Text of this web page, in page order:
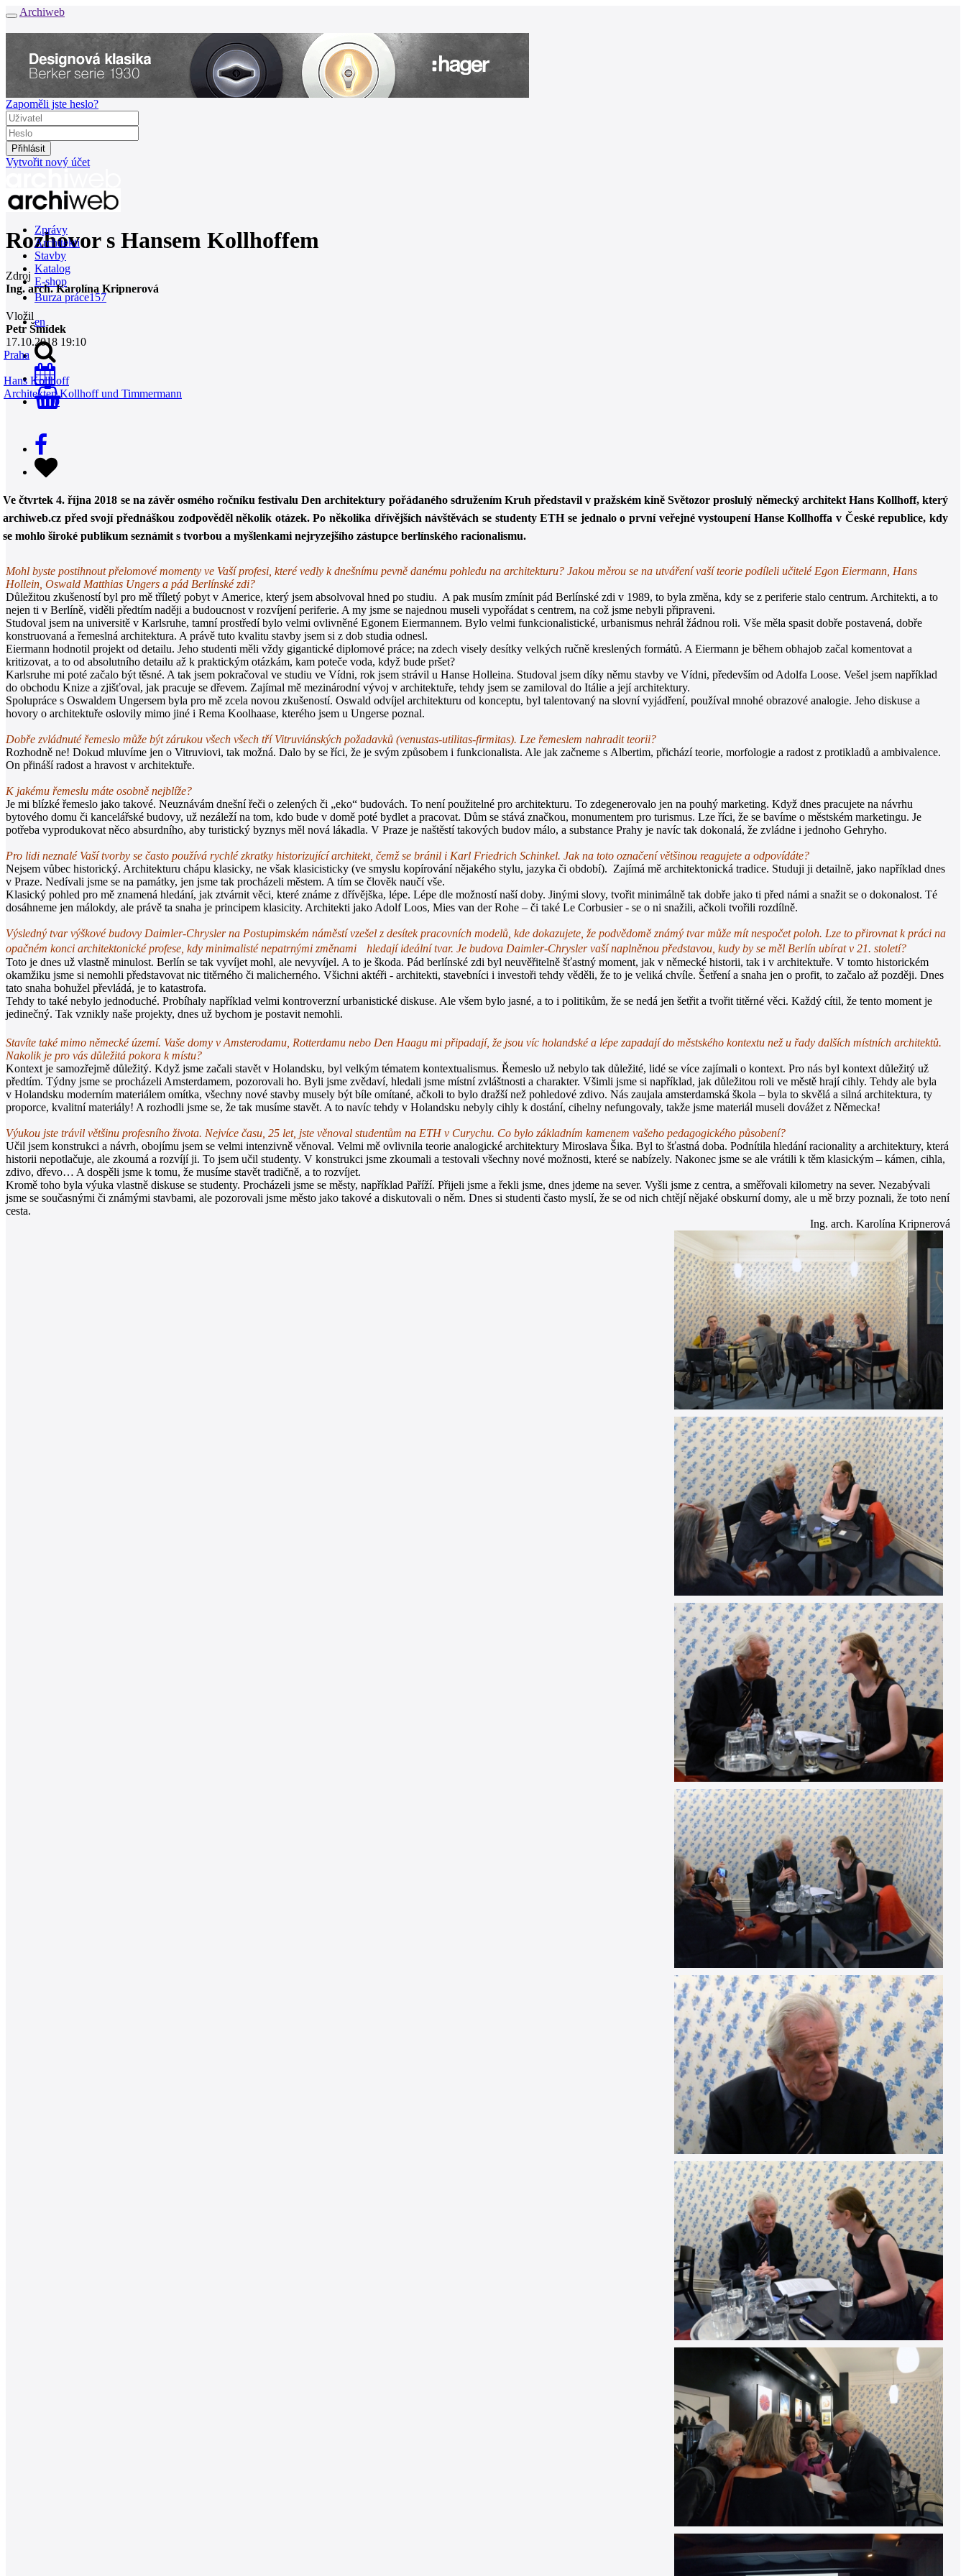
Archiweb
Zapoměli jste heslo?
Vytvořit nový účet
Zprávy
Architekti
Stavby
Katalog
E-shop
Burza práce157
en
0
Rozhovor s Hansem Kollhoffem
Zdroj
Ing. arch. Karolína Kripnerová
Vložil
Petr Šmídek
17.10.2018 19:10
Praha
Hans Kollhoff
Architekten Kollhoff und Timmermann
Ve čtvrtek 4. října 2018 se na závěr osmého ročníku festivalu Den architektury pořádaného sdružením Kruh představil v pražském kině Světozor proslulý německý architekt Hans Kollhoff, který
archiweb.cz před svojí přednáškou zodpověděl několik otázek. Po několika dřívějších návštěvách se studenty ETH se jednalo o první veřejné vystoupení Hanse Kollhoffa v České republice, kdy
se mohlo široké publikum seznámit s tvorbou a myšlenkami nejryzejšího zástupce berlínského racionalismu.
Mohl byste postihnout přelomové momenty ve Vaší profesi, které vedly k dnešnímu pevně danému pohledu na architekturu? Jakou měrou se na utváření vaší teorie podíleli učitelé Egon Eiermann, Hans
Hollein, Oswald Matthias Ungers a pád Berlínské zdi?
Důležitou zkušeností byl pro mě tříletý pobyt v Americe, který jsem absolvoval hned po studiu. A pak musím zmínit pád Berlínské zdi v 1989, to byla změna, kdy se z periferie stalo centrum. Architekti, a to
nejen ti v Berlíně, viděli předtím naději a budoucnost v rozvíjení periferie. A my jsme se najednou museli vypořádat s centrem, na což jsme nebyli připraveni.
Studoval jsem na universitě v Karlsruhe, tamní prostředí bylo velmi ovlivněné Egonem Eiermannem. Bylo velmi funkcionalistické, urbanismus nehrál žádnou roli. Vše měla spasit dobře postavená, dobře
konstruovaná a řemeslná architektura. A právě tuto kvalitu stavby jsem si z dob studia odnesl.
Eiermann hodnotil projekt od detailu. Jeho studenti měli vždy gigantické diplomové práce; na zdech visely desítky velkých ručně kreslených formátů. A Eiermann je během obhajob začal komentovat a
kritizovat, a to od absolutního detailu až k praktickým otázkám, kam poteče voda, když bude pršet?
Karlsruhe mi poté začalo být těsné. A tak jsem pokračoval ve studiu ve Vídni, rok jsem strávil u Hanse Holleina. Studoval jsem díky němu stavby ve Vídni, především od Adolfa Loose. Vešel jsem například
do obchodu Knize a zjišťoval, jak pracuje se dřevem. Zajímal mě mezinárodní vývoj v architektuře, tehdy jsem se zamiloval do Itálie a její architektury.
Spolupráce s Oswaldem Ungersem byla pro mě zcela novou zkušeností. Oswald odvíjel architekturu od konceptu, byl talentovaný na slovní vyjádření, používal mnohé obrazové analogie. Jeho diskuse a
hovory o architektuře oslovily mimo jiné i Rema Koolhaase, kterého jsem u Ungerse poznal.
Dobře zvládnuté řemeslo může být zárukou všech všech tří Vitruviánských požadavků (venustas-utilitas-firmitas). Lze řemeslem nahradit teorii?
Rozhodně ne! Dokud mluvíme jen o Vitruviovi, tak možná. Dalo by se říci, že je svým způsobem i funkcionalista. Ale jak začneme s Albertim, přichází teorie, morfologie a radost z protikladů a ambivalence.
On přináší radost a hravost v architektuře.
K jakému řemeslu máte osobně nejblíže?
Je mi blízké řemeslo jako takové. Neuznávám dnešní řeči o zelených či „eko“ budovách. To není použitelné pro architekturu. To zdegenerovalo jen na pouhý marketing. Když dnes pracujete na návrhu
bytového domu či kancelářské budovy, už nezáleží na tom, kdo bude v domě poté bydlet a pracovat. Dům se stává značkou, monumentem pro turismus. Lze říci, že se bavíme o městském marketingu. Je
potřeba vyprodukovat něco absurdního, aby turistický byznys měl nová lákadla. V Praze je naštěstí takových budov málo, a substance Prahy je navíc tak dokonalá, že zvládne i jednoho Gehryho.
Pro lidi neznalé Vaší tvorby se často používá rychlé zkratky historizující architekt, čemž se bránil i Karl Friedrich Schinkel. Jak na toto označení většinou reagujete a odpovídáte?
Nejsem vůbec historický. Architekturu chápu klasicky, ne však klasicisticky (ve smyslu kopírování nějakého stylu, jazyka či období). Zajímá mě architektonická tradice. Studuji ji detailně, jako například dnes
v Praze. Nedívali jsme se na památky, jen jsme tak procházeli městem. A tím se člověk naučí vše.
Klasický pohled pro mě znamená hledání, jak ztvárnit věci, které známe z dřívějška, lépe. Lépe dle možností naší doby. Jinými slovy, tvořit minimálně tak dobře jako ti před námi a snažit se o dokonalost. Té
dosáhneme jen málokdy, ale právě ta snaha je principem klasicity. Architekti jako Adolf Loos, Mies van der Rohe – či také Le Corbusier - se o ni snažili, ačkoli tvořili rozdílně.
Výsledný tvar výškové budovy Daimler-Chrysler na Postupimském náměstí vzešel z desítek pracovních modelů, kde dokazujete, že podvědomě známý tvar může mít nespočet poloh. Lze to přirovnat k práci na
opačném konci architektonické profese, kdy minimalisté nepatrnými změnami hledají ideální tvar. Je budova Daimler-Chrysler vaší naplněnou představou, kudy by se měl Berlín ubírat v 21. století?
Toto je dnes už vlastně minulost. Berlín se tak vyvíjet mohl, ale nevyvíjel. A to je škoda. Pád berlínské zdi byl neuvěřitelně šťastný moment, jak v německé historii, tak i v architektuře. V tomto historickém
okamžiku jsme si nemohli představovat nic titěrného či malicherného. Všichni aktéři - architekti, stavebníci i investoři tehdy věděli, že to je veliká chvíle. Šetření a snaha jen o profit, to začalo až později. Dnes
tato snaha bohužel převládá, je to katastrofa.
Tehdy to také nebylo jednoduché. Probíhaly například velmi kontroverzní urbanistické diskuse. Ale všem bylo jasné, a to i politikům, že se nedá jen šetřit a tvořit titěrné věci. Každý cítil, že tento moment je
jedinečný. Tak vznikly naše projekty, dnes už bychom je postavit nemohli.
Stavíte také mimo německé území. Vaše domy v Amsterodamu, Rotterdamu nebo Den Haagu mi připadají, že jsou víc holandské a lépe zapadají do městského kontextu než u řady dalších místních architektů.
Nakolik je pro vás důležitá pokora k místu?
Kontext je samozřejmě důležitý. Když jsme začali stavět v Holandsku, byl velkým tématem kontextualismus. Řemeslo už nebylo tak důležité, lidé se více zajímali o kontext. Pro nás byl kontext důležitý už
předtím. Týdny jsme se procházeli Amsterdamem, pozorovali ho. Byli jsme zvědaví, hledali jsme místní zvláštnosti a charakter. Všimli jsme si například, jak důležitou roli ve městě hrají cihly. Tehdy ale byla
v Holandsku moderním materiálem omítka, všechny nové stavby musely být bíle omítané, ačkoli to bylo dražší než pohledové zdivo. Nás zaujala amsterdamská škola – byla to skvělá a silná architektura, ty
proporce, kvalitní materiály! A rozhodli jsme se, že tak musíme stavět. A to navíc tehdy v Holandsku nebyly cihly k dostání, cihelny nefungovaly, takže jsme materiál museli dovážet z Německa!
Výukou jste trávil většinu profesního života. Nejvíce času, 25 let, jste věnoval studentům na ETH v Curychu. Co bylo základním kamenem vašeho pedagogického působení?
Učil jsem konstrukci a návrh, obojímu jsem se velmi intenzivně věnoval. Velmi mě ovlivnila teorie analogické architektury Miroslava Šika. Byl to šťastná doba. Podnítila hledání racionality a architektury, která
historii nepotlačuje, ale zkoumá a rozvíjí ji. To jsem učil studenty. V konstrukci jsme zkoumali a testovali všechny nové možnosti, které se nabízely. Nakonec jsme se ale vrátili k těm klasickým – kámen, cihla,
zdivo, dřevo… A dospěli jsme k tomu, že musíme stavět tradičně, a to rozvíjet.
Kromě toho byla výuka vlastně diskuse se studenty. Procházeli jsme se městy, například Paříží. Přijeli jsme a řekli jsme, dnes jdeme na sever. Vyšli jsme z centra, a směřovali kilometry na sever. Nezabývali
jsme se současnými či známými stavbami, ale pozorovali jsme město jako takové a diskutovali o něm. Dnes si studenti často myslí, že se od nich chtějí nějaké obskurní domy, ale u mě brzy poznali, že toto není
cesta.
Ing. arch. Karolína Kripnerová